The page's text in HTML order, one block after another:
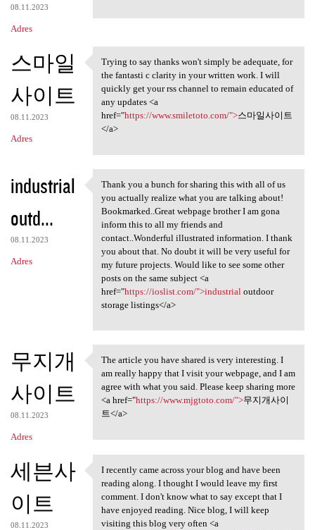
08.11.2023
Adres
스마일
사이트
08.11.2023
Adres
Trying to say thanks won't
Trying to say thanks won't simply be adequate, for
the fantasti c clarity in your written work. I will
quickly get your rss channel to remain educated of
any updates <a
href="https://www.smiletoto.com/">스마일사이트
</a>
industrial
outd...
08.11.2023
Adres
Thank you a bunch for sharing
Thank you a bunch for sharing this with all of us
you actually realize what you are talking about!
Bookmarked..Great webpage brother I am gona
inform this to all my friends and
contact..Wonderful illustrated information. I thank
you about that. No doubt it will be very useful for
my future projects. Would like to see some other
posts on the same subject <a
href="https://ioslist.com/">industrial outdoor
storage listings</a>
무지개
사이트
08.11.2023
Adres
The article you have shared
The article you have shared is very interesting. I
am really happy that I visit your webpage, and I am
agree with what you said. Please keep sharing more
<a href="https://www.mjgtoto.com/">무지개사이
트</a>
세븐사
이트
08.11.2023
I recently came across your
I recently came across your blog and have been
reading along. I thought I would leave my first
comment. I don't know what to say except that I
have enjoyed reading. Nice blog, I will keep
visiting this blog very often <a